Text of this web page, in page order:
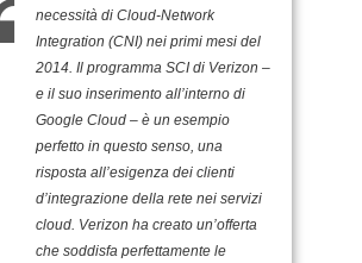
necessità di Cloud-Network
Integration (CNI) nei primi mesi del
2014. Il programma SCI di Verizon –
e il suo inserimento all’interno di
Google Cloud – è un esempio
perfetto in questo senso, una
risposta all’esigenza dei clienti
d’integrazione della rete nei servizi
cloud. Verizon ha creato un’offerta
che soddisfa perfettamente le